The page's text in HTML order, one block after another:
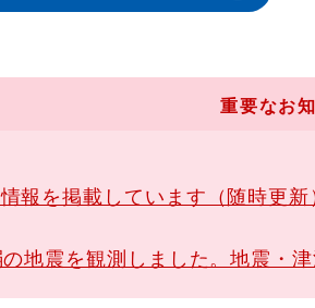
重要なお
報を掲載しています（随時更新
地震を観測しました。地震・